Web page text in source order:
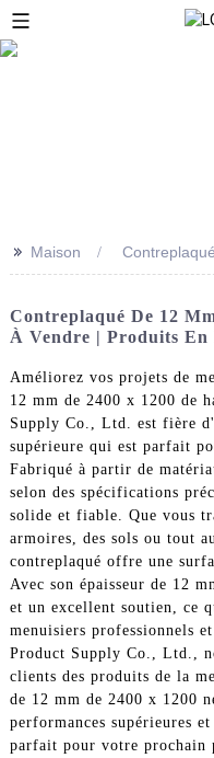
>> Maison
Contreplaqué De 12
À Vendre | Produits En
Améliorez vos projets de
12 mm de 2400 x 1200 de
Supply Co., Ltd. est fière
supérieure qui est parfait
Fabriqué à partir de
selon des spécifications
solide et fiable. Que vous
armoires, des sols ou tout
contreplaqué offre une
Avec son épaisseur de 12
et un excellent soutien, ce
menuisiers professionnels
Product Supply Co., Ltd.,
clients des produits de la
de 12 mm de 2400 x 1200
performances supérieures
parfait pour votre prochain